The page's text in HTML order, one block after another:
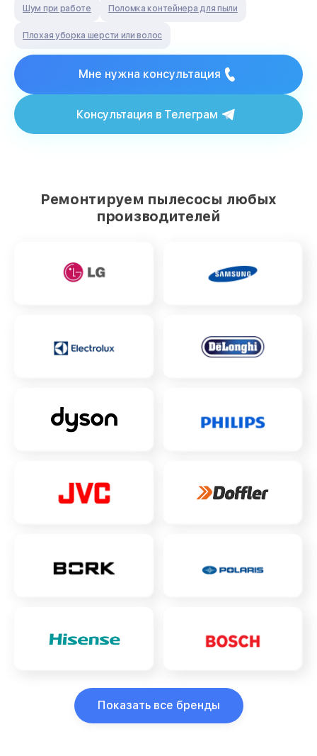
Шум при работе Поломка контейнера для пыли
Плохая уборка шерсти или волос
Мне нужна консультация
Консультация в Телеграм
Ремонтируем пылесосы любых
производителей
Показать все бренды